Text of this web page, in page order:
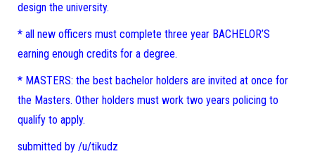
design the university.
* all new officers must complete three year BACHELOR’S
earning enough credits for a degree.
* MASTERS: the best bachelor holders are invited at once for
the Masters. Other holders must work two years policing to
qualify to apply.
submitted by /u/tikudz